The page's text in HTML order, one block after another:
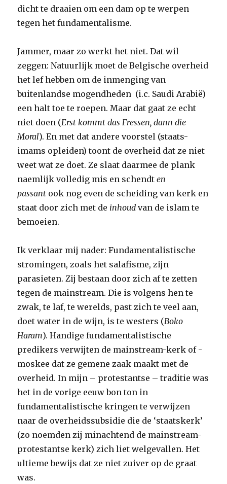
dicht te draaien om een dam op te werpen
tegen het fundamentalisme.
Jammer, maar zo werkt het niet. Dat wil
zeggen: Natuurlijk moet de Belgische overheid
het lef hebben om de inmenging van
buitenlandse mogendheden (i.c. Saudi Arabië)
een halt toe te roepen. Maar dat gaat ze echt
niet doen (Erst kommt das Fressen, dann die
Moral). En met dat andere voorstel (staats-
imams opleiden) toont de overheid dat ze niet
weet wat ze doet. Ze slaat daarmee de plank
naemlijk volledig mis en schendten
passant ook nog even de scheiding van kerk en
staat door zich met de inhoudvan de islam te
bemoeien.
Ik verklaar mij nader: Fundamentalistische
stromingen, zoals het salafisme, zijn
parasieten. Zij bestaan door zich af te zetten
tegen de mainstream. Die is volgens hen te
zwak, te laf, te werelds, past zich te veel aan,
doet water in de wijn, is te westers (Boko
Haram). Handige fundamentalistische
predikers verwijten de mainstream-kerk of -
moskee dat ze gemene zaak maakt met de
overheid. In mijn – protestantse – traditie was
het in de vorige eeuw bon ton in
fundamentalistische kringen te verwijzen
naar de overheidssubsidie die de ‘staatskerk’
(zo noemden zij minachtend de mainstream-
protestantse kerk) zich liet welgevallen. Het
ultieme bewijs dat ze niet zuiver op de graat
was.